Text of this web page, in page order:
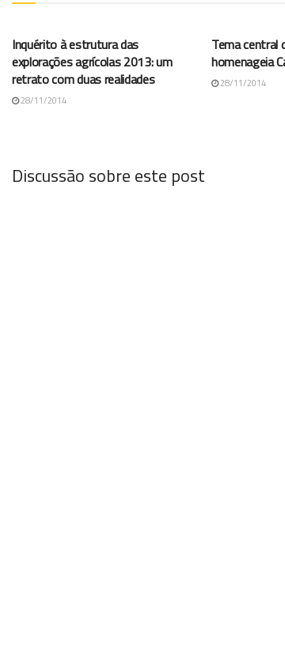
Inquérito à estrutura das
explorações agrícolas 2013: um
retrato com duas realidades
28/11/2014
Tema central
homenageia
28/11/2014
Discussão sobre este post